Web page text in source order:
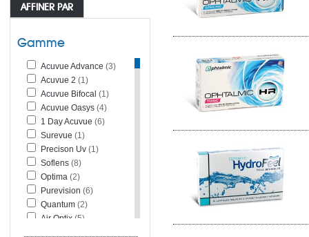
AFFINER PAR
Gamme
Acuvue Advance (3)
Acuvue 2 (1)
Acuvue Bifocal (1)
Acuvue Oasys (4)
1 Day Acuvue (6)
Surevue (1)
Precison Uv (1)
Soflens (8)
Optima (2)
Purevision (6)
Quantum (2)
Air Optix (5)